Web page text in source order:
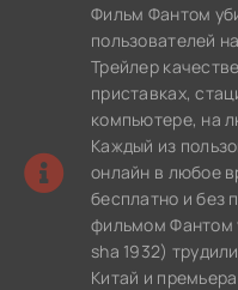
Фильм Фантом
пользователей
Трейлер
приставках,
компьютере, на
Каждый из
онлайн в любое
бесплатно и без
фильмом Фантом
sha 1932)
Китай и